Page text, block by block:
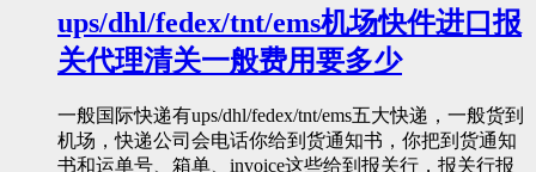
ups/dhl/fedex/tnt/ems机场快件进口报
关代理清关一般费用要多少
一般国际快递有ups/dhl/fedex/tnt/ems五大快递，一般货到
机场，快递公司会电话你给到货通知书，你把到货通知
书和运单号、箱单、invoice这些给到报关行，报关行报